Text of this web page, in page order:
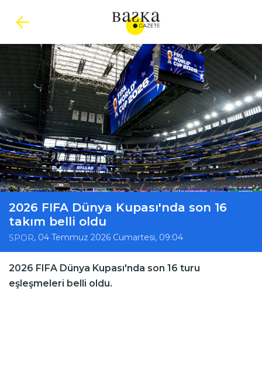
2026 FIFA Dünya Kupası'nda son 16
takım belli oldu
SPOR, 04 Temmuz 2026 Cumartesi, 09:04
2026 FIFA Dünya Kupası'nda son 16 turu
eşleşmeleri belli oldu.